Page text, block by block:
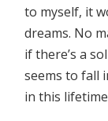
to myself, it
dreams. No
if there’s a
seems to fall
in this